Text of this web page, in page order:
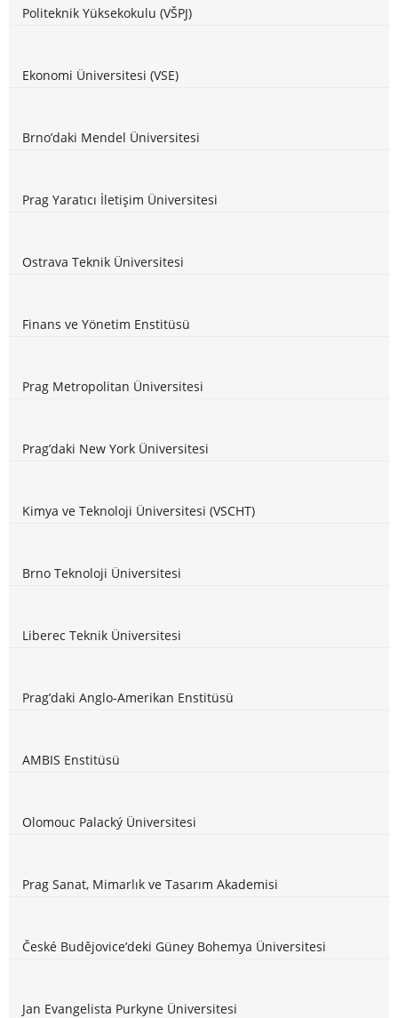
Politeknik Yüksekokulu (VŠPJ)
Ekonomi Üniversitesi (VSE)
Brno’daki Mendel Üniversitesi
Prag Yaratıcı İletişim Üniversitesi
Ostrava Teknik Üniversitesi
Finans ve Yönetim Enstitüsü
Prag Metropolitan Üniversitesi
Prag’daki New York Üniversitesi
Kimya ve Teknoloji Üniversitesi (VSCHT)
Brno Teknoloji Üniversitesi
Liberec Teknik Üniversitesi
Prag’daki Anglo-Amerikan Enstitüsü
AMBIS Enstitüsü
Olomouc Palacký Üniversitesi
Prag Sanat, Mimarlık ve Tasarım Akademisi
České Budějovice’deki Güney Bohemya Üniversitesi
Jan Evangelista Purkyne Üniversitesi